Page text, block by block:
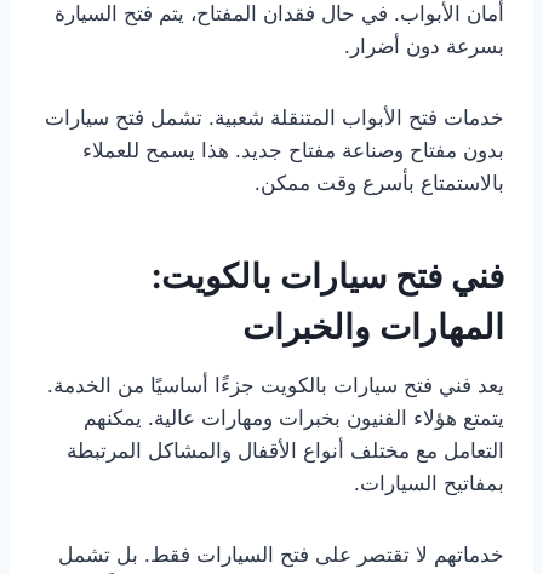
أمان الأبواب. في حال فقدان المفتاح، يتم فتح السيارة
بسرعة دون أضرار.
خدمات فتح الأبواب المتنقلة شعبية. تشمل فتح سيارات
بدون مفتاح وصناعة مفتاح جديد. هذا يسمح للعملاء
بالاستمتاع بأسرع وقت ممكن.
فني فتح سيارات بالكويت:
المهارات والخبرات
يعد فني فتح سيارات بالكويت جزءًا أساسيًا من الخدمة.
يتمتع هؤلاء الفنيون بخبرات ومهارات عالية. يمكنهم
التعامل مع مختلف أنواع الأقفال والمشاكل المرتبطة
بمفاتيح السيارات.
خدماتهم لا تقتصر على فتح السيارات فقط. بل تشمل